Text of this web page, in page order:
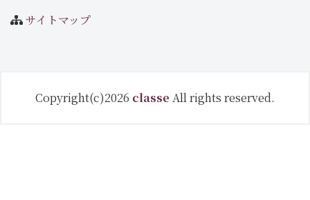
サイトマップ
Copyright(c)2026 classe All rights reserved.